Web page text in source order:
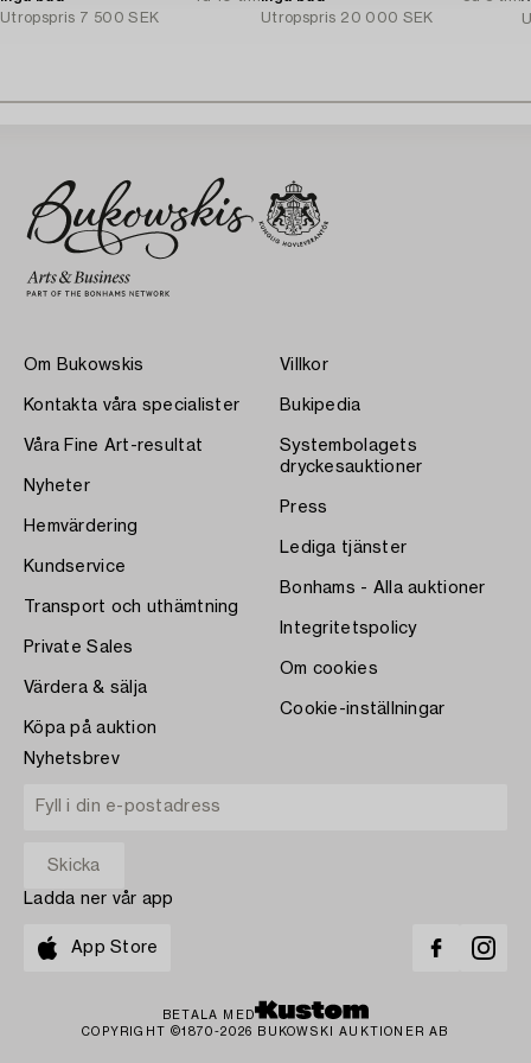
Utropspris 7 500 SEK
Utropspris 20 000 SEK
Om Bukowskis
Kontakta våra specialister
Våra Fine Art-resultat
Nyheter
Hemvärdering
Kundservice
Transport och uthämtning
Private Sales
Värdera & sälja
Köpa på auktion
Villkor
Bukipedia
Systembolagets
dryckesauktioner
Press
Lediga tjänster
Bonhams - Alla auktioner
Integritetspolicy
Om cookies
Cookie-inställningar
Nyhetsbrev
Ladda ner vår app
App Store
BETALA MED
COPYRIGHT ©1870-2026 BUKOWSKI AUKTIONER AB